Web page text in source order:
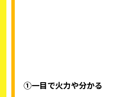
①一目で火力や分かる